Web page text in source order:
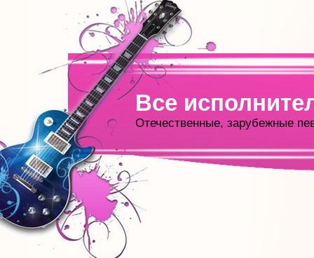
Все
Отечественные, зарубежные